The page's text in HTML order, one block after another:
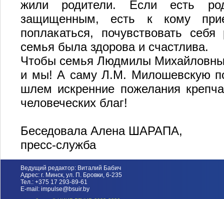
жили родители. Если есть
защищенным, есть к кому
поплакаться, почувствовать
семья была здорова и счастлива.
Чтобы семья Людмилы
и мы! А саму Л.М. Милошевскую
шлем искренние пожелания
человеческих благ!
Беседовала Алена ШАРАПА,
пресс-служба
Ведущий редактор: Виталий Бабич
Адрес: г. Минск, ул. П. Бровки, 6-235
Тел.: +375 17 293-89-61
E-mail: impulse@bsuir.by